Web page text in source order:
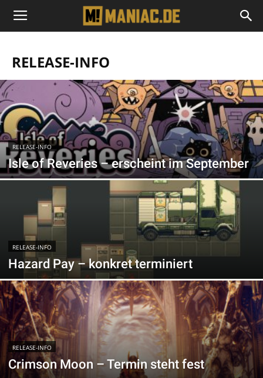
RELEASE-INFO
RELEASE-INFO
Isle of Reveries – erscheint im September
RELEASE-INFO
Hazard Pay – konkret terminiert
RELEASE-INFO
Crimson Moon – Termin steht fest